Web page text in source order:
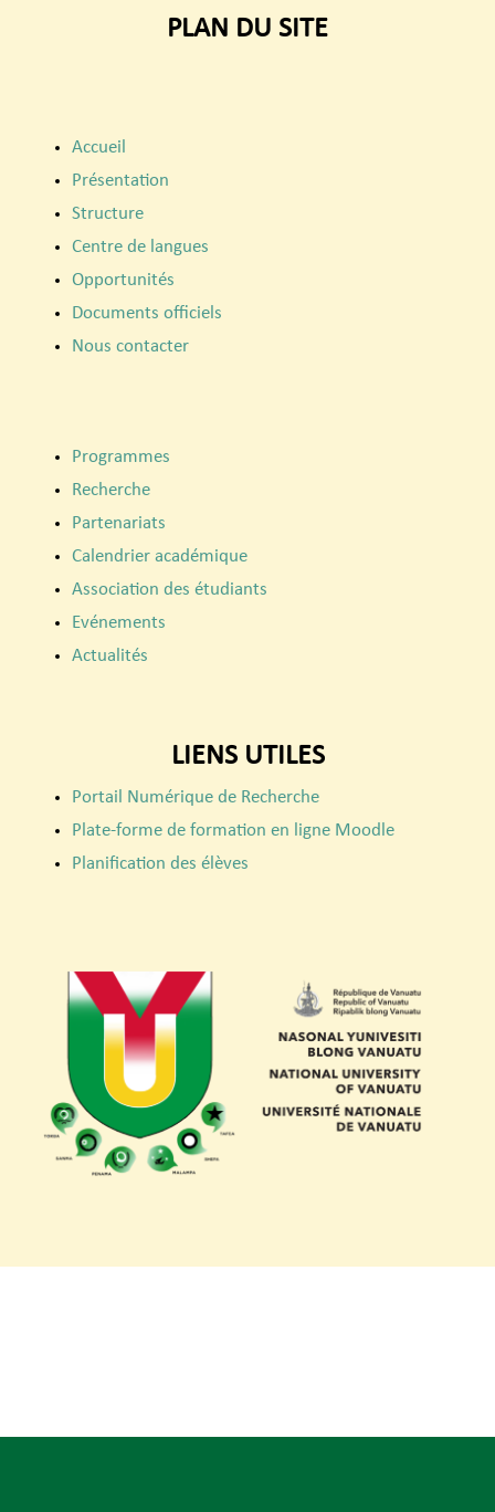
PLAN DU SITE
Accueil
Présentation
Structure
Centre de langues
Opportunités
Documents officiels
Nous contacter
Programmes
Recherche
Partenariats
Calendrier académique
Association des étudiants
Evénements
Actualités
LIENS UTILES
Portail Numérique de Recherche
Plate-forme de formation en ligne Moodle
Planification des élèves